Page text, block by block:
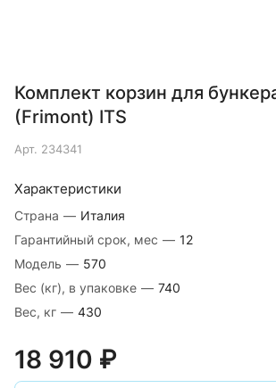
Комплект корзин для
(Frimont) ITS
Арт. 234341
Характеристики
Страна — Италия
Гарантийный срок, мес — 12
Модель — 570
Вес (кг), в упаковке — 740
Вес, кг — 430
18 910 ₽